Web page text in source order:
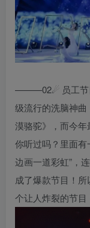
———02☄ 员工节
级流行的洗脑神
漠骆驼》，而今年
你听过吗？里面有
边画一道彩虹”，
成了爆款节目！
个让人炸裂的节目